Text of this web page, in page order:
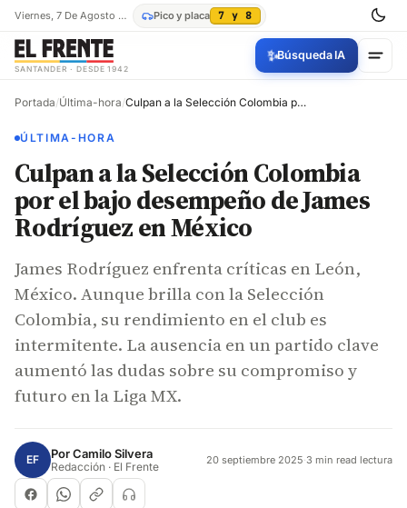
Viernes, 7 De Agosto De 2026 Pico y placa 7 y 8
SANTANDER · DESDE 1942
✨Búsqueda IA
Portada/Última-hora/ Culpan a la Selección Colombia por el bajo desempeño de James Rodríguez en México
ÚLTIMA-HORA
Culpan a la Selección Colombia
por el bajo desempeño de James
Rodríguez en México
James Rodríguez enfrenta críticas en León,
México. Aunque brilla con la Selección
Colombia, su rendimiento en el club es
intermitente. La ausencia en un partido clave
aumentó las dudas sobre su compromiso y
futuro en la Liga MX.
EF PorCamilo Silvera
Redacción · El Frente 20 septiembre 2025·3 min read lectura